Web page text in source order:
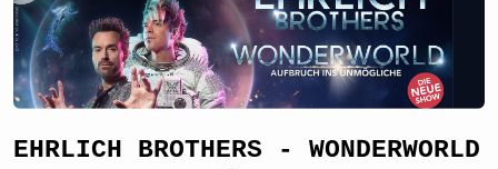
EHRLICH BROTHERS - WONDERWORLD